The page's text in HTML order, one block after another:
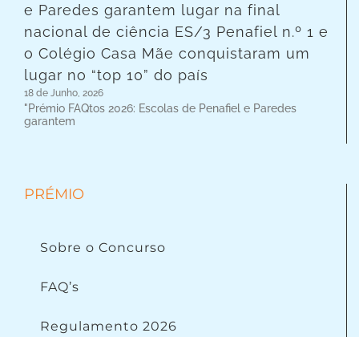
e Paredes garantem lugar na final
nacional de ciência ES/3 Penafiel n.º 1 e
o Colégio Casa Mãe conquistaram um
lugar no “top 10” do país
18 de Junho, 2026
"Prémio FAQtos 2026: Escolas de Penafiel e Paredes
garantem
PRÉMIO
Sobre o Concurso
FAQ’s
Regulamento 2026